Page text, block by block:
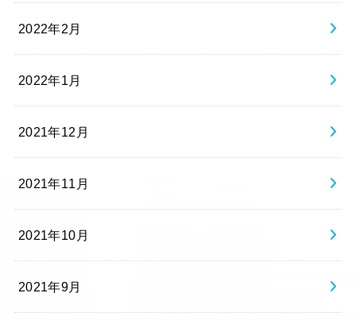
2022年2月
2022年1月
2021年12月
2021年11月
2021年10月
2021年9月